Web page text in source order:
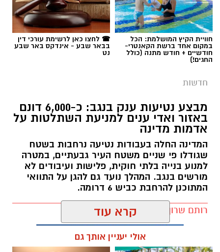
חוויית הקיץ המושלמת: הכל
במקום אחד ברשת הקאנטרי-
חודשיים + חודש מתנה (כולל
החגים!)
☎ לחצו כאן לרשימת עורכי דין
בבאר שבע - אינדקס באר שבע
נט
חדשות
מבצע נטיעות ענק בנגב: כ-6,000 דונם
באזור ואדי ענים למניעת השתלטות על
אדמות מדינה
המדינה החלה בעבודות נטיעה נרחבות בשטח
שגודלו פי שניים משטח העיר גבעתיים, במטרה
למנוע בנייה בלתי חוקית, פלישות ועיבודים לא
מורשים בנגב. המהלך נועד גם להגן על התוואי
המתוכנן להרחבת כביש 6 דרומה.
רותם שרון / 11:32 08.08.26 קרא עוד
אולי יעניין אותך גם